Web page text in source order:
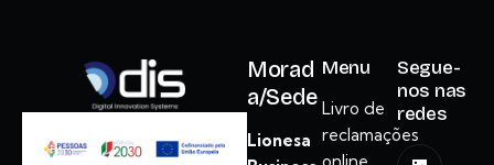
Morad
a/Sede
Lionesa
Menu
Livro de
reclamações
Segue-
nos nas
redes